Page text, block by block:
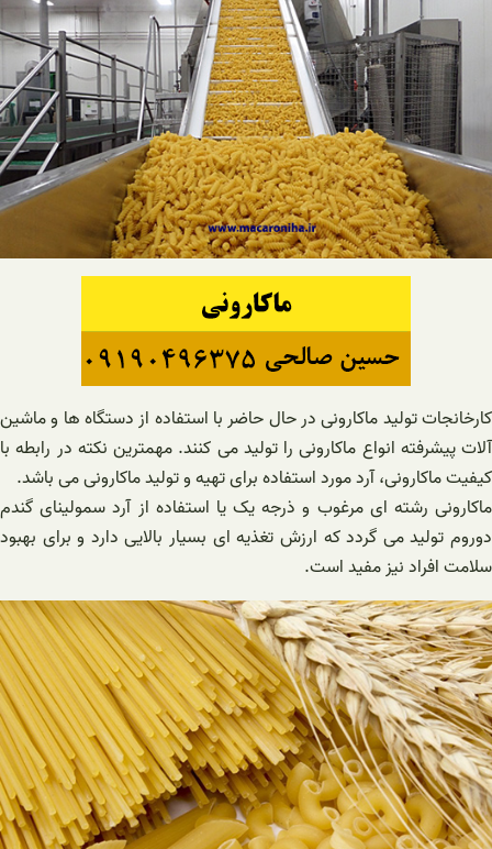
کارخانجات تولید ماکارونی در حال حاضر با استفاده از دستگاه ها و ماشین
آلات پیشرفته انواع ماکارونی را تولید می کنند. مهمترین نکته در رابطه با
کیفیت ماکارونی، آرد مورد استفاده برای تهیه و تولید ماکارونی می باشد.
ماکارونی رشته ای مرغوب و ذرجه یک یا استفاده از آرد سمولینای گندم
دوروم تولید می گردد که ارزش تغذیه ای بسیار بالایی دارد و برای بهبود
سلامت افراد نیز مفید است.